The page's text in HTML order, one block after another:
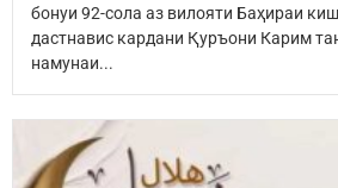
бонуи 92-сола аз вилояти Баҳираи
дастнавис кардани Қуръони Карим
намунаи...